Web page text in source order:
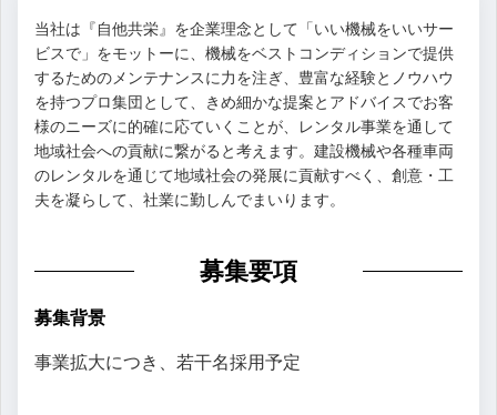
当社は『自他共栄』を企業理念として「いい機械をいいサー
ビスで」をモットーに、機械をベストコンディションで提供
するためのメンテナンスに力を注ぎ、豊富な経験とノウハウ
を持つプロ集団として、きめ細かな提案とアドバイスでお客
様のニーズに的確に応ていくことが、レンタル事業を通して
地域社会への貢献に繋がると考えます。建設機械や各種車両
のレンタルを通じて地域社会の発展に貢献すべく、創意・工
夫を凝らして、社業に勤しんでまいります。
募集要項
募集背景
事業拡大につき、若干名採用予定